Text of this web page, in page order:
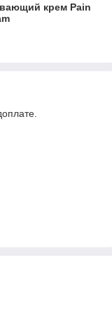
крем Pain